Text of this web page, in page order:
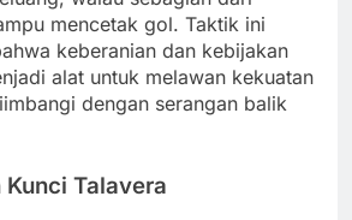
mencetak gol. Taktik ini
keberanian dan kebijakan
alat untuk melawan kekuatan
dengan serangan balik
Kunci Talavera